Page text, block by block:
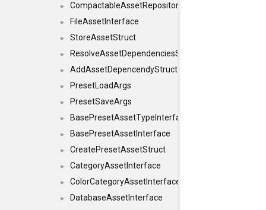
► CompactableAssetRepositoryInterface
► FileAssetInterface
► StoreAssetStruct
► ResolveAssetDependenciesStruct
► AddAssetDepencendyStruct
► PresetLoadArgs
► PresetSaveArgs
► BasePresetAssetTypeInterface
► BasePresetAssetInterface
► CreatePresetAssetStruct
► CategoryAssetInterface
► ColorCategoryAssetInterface
►
DatabaseAssetInterface